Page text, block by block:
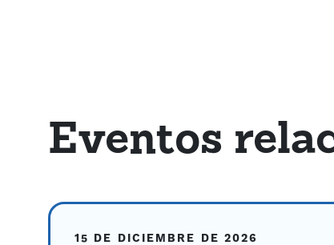
Eventos
15 DE DICIEMBRE DE 2026